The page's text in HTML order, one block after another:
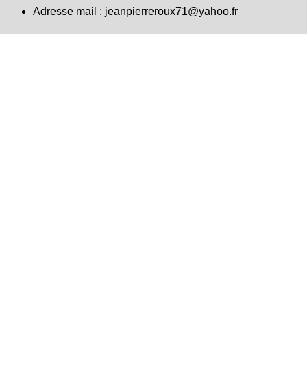
Adresse mail : jeanpierreroux71@yahoo.fr